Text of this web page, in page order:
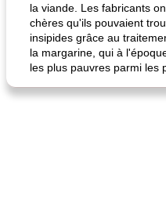
la viande. Les fabricants
chères qu'ils pouvaient
insipides grâce au
la margarine, qui à
les plus pauvres parmi les